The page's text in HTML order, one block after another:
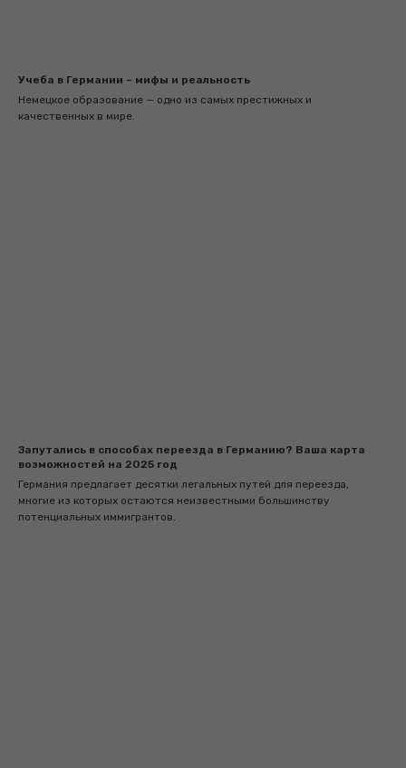
Учеба в Германии – мифы и реальность
Немецкое образование — одно из самых престижных и
качественных в мире.
Запутались в способах переезда в Германию? Ваша карта
возможностей на 2025 год
Германия предлагает десятки легальных путей для переезда,
многие из которых остаются неизвестными большинству
потенциальных иммигрантов.